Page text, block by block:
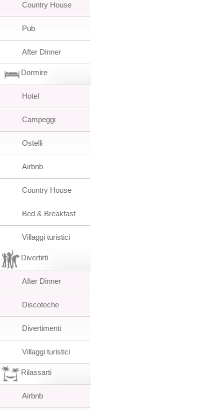
Country House
Pub
After Dinner
Dormire
Hotel
Campeggi
Ostelli
Airbnb
Country House
Bed & Breakfast
Villaggi turistici
Divertirti
After Dinner
Discoteche
Divertimenti
Villaggi turistici
Rilassarti
Airbnb